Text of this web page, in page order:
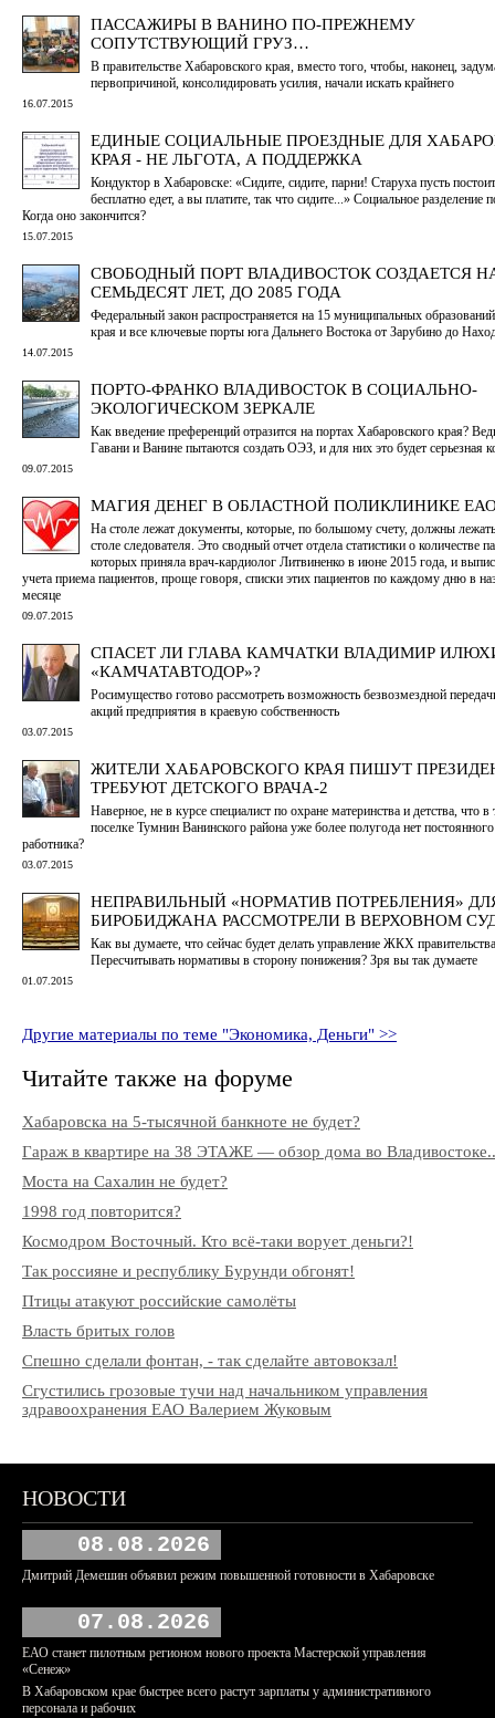
ПАССАЖИРЫ В ВАНИНО ПО-ПРЕЖНЕМУ
СОПУТСТВУЮЩИЙ ГРУЗ…
В правительстве Хабаровского края, вместо того, чтобы, наконец,
первопричиной, консолидировать усилия, начали искать крайнего
16.07.2015
ЕДИНЫЕ СОЦИАЛЬНЫЕ ПРОЕЗДНЫЕ ДЛЯ
КРАЯ - НЕ ЛЬГОТА, А ПОДДЕРЖКА
Кондуктор в Хабаровске: «Сидите, сидите, парни! Старуха пусть
бесплатно едет, а вы платите, так что сидите...» Социальное разделение
Когда оно закончится?
15.07.2015
СВОБОДНЫЙ ПОРТ ВЛАДИВОСТОК СОЗДАЕТСЯ
СЕМЬДЕСЯТ ЛЕТ, ДО 2085 ГОДА
Федеральный закон распространяется на 15 муниципальных
края и все ключевые порты юга Дальнего Востока от Зарубино до
14.07.2015
ПОРТО-ФРАНКО ВЛАДИВОСТОК В СОЦИАЛЬНО-
ЭКОЛОГИЧЕСКОМ ЗЕРКАЛЕ
Как введение преференций отразится на портах Хабаровского края?
Гавани и Ванине пытаются создать ОЭЗ, и для них это будет серьезная
09.07.2015
МАГИЯ ДЕНЕГ В ОБЛАСТНОЙ ПОЛИКЛИНИКЕ
На столе лежат документы, которые, по большому счету, должны
столе следователя. Это сводный отчет отдела статистики о количестве
которых приняла врач-кардиолог Литвиненко в июне 2015 года, и
учета приема пациентов, проще говоря, списки этих пациентов по каждому дню в
месяце
09.07.2015
СПАСЕТ ЛИ ГЛАВА КАМЧАТКИ ВЛАДИМИР
«КАМЧАТАВТОДОР»?
Росимущество готово рассмотреть возможность безвозмездной
акций предприятия в краевую собственность
03.07.2015
ЖИТЕЛИ ХАБАРОВСКОГО КРАЯ ПИШУТ
ТРЕБУЮТ ДЕТСКОГО ВРАЧА-2
Наверное, не в курсе специалист по охране материнства и детства, что
поселке Тумнин Ванинского района уже более полугода нет
работника?
03.07.2015
НЕПРАВИЛЬНЫЙ «НОРМАТИВ ПОТРЕБЛЕНИЯ»
БИРОБИДЖАНА РАССМОТРЕЛИ В ВЕРХОВНОМ
Как вы думаете, что сейчас будет делать управление ЖКХ
Пересчитывать нормативы в сторону понижения? Зря вы так думаете
01.07.2015
Другие материалы по теме "Экономика, Деньги" >>
Читайте также на форуме
Хабаровска на 5-тысячной банкноте не будет?
Гараж в квартире на 38 ЭТАЖЕ — обзор дома во
Моста на Сахалин не будет?
1998 год повторится?
Космодром Восточный. Кто всё-таки ворует деньги?!
Так россияне и республику Бурунди обгонят!
Птицы атакуют российские самолёты
Власть бритых голов
Спешно сделали фонтан, - так сделайте автовокзал!
Сгустились грозовые тучи над начальником управления
здравоохранения ЕАО Валерием Жуковым
НОВОСТИ
08.08.2026
Дмитрий Демешин объявил режим повышенной готовности в Хабаровске
07.08.2026
ЕАО станет пилотным регионом нового проекта Мастерской управления
«Сенеж»
В Хабаровском крае быстрее всего растут зарплаты у административного
персонала и рабочих